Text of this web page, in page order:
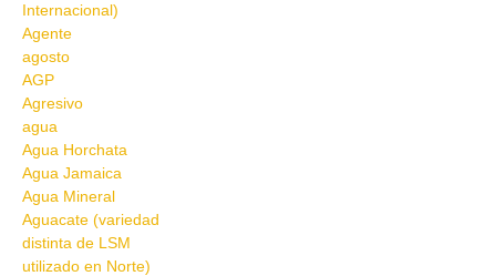
Internacional)
Agente
agosto
AGP
Agresivo
agua
Agua Horchata
Agua Jamaica
Agua Mineral
Aguacate (variedad
distinta de LSM
utilizado en Norte)